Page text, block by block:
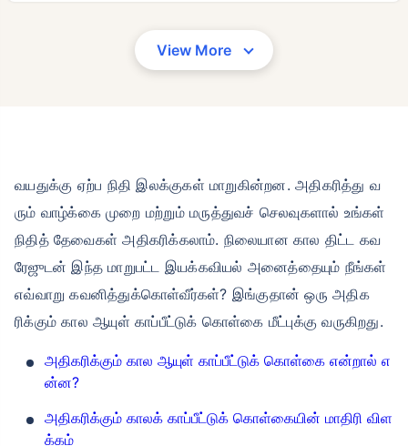
View More
வயதுக்கு ஏற்ப நிதி இலக்குகள் மாறுகின்றன. அதிகரித்து வ
ரும் வாழ்க்கை முறை மற்றும் மருத்துவச் செலவுகளால் உங்கள்
நிதித் தேவைகள் அதிகரிக்கலாம். நிலையான கால திட்ட கவ
ரேஜுடன் இந்த மாறுபட்ட இயக்கவியல் அனைத்தையும் நீங்கள்
எவ்வாறு கவனித்துக்கொள்வீர்கள்? இங்குதான் ஒரு அதிக
ரிக்கும் கால ஆயுள் காப்பீட்டுக் கொள்கை மீட்புக்கு வருகிறது.
அதிகரிக்கும் கால ஆயுள் காப்பீட்டுக் கொள்கை என்றால் எ
ன்ன?
அதிகரிக்கும் காலக் காப்பீட்டுக் கொள்கையின் மாதிரி விள
க்கம்